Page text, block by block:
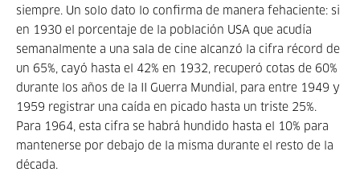
siempre. Un solo dato lo confirma de manera fehaciente: si
en 1930 el porcentaje de la población USA que acudía
semanalmente a una sala de cine alcanzó la cifra récord de
un 65%, cayó hasta el 42% en 1932, recuperó cotas de 60%
durante los años de la II Guerra Mundial, para entre 1949 y
1959 registrar una caída en picado hasta un triste 25%.
Para 1964, esta cifra se habrá hundido hasta el 10% para
mantenerse por debajo de la misma durante el resto de la
década.